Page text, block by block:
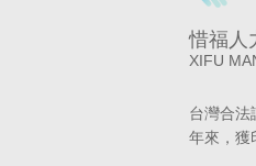
惜福人
XIFU
台灣合法
年來，獲